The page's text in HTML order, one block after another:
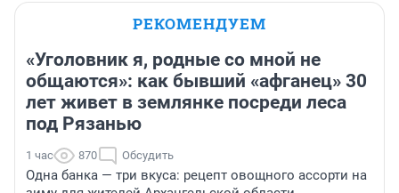
РЕКОМЕНДУЕМ
«Уголовник я, родные со мной не
общаются»: как бывший «афганец» 30
лет живет в землянке посреди леса
под Рязанью
1 час 870 Обсудить
Одна банка — три вкуса: рецепт овощного ассорти на